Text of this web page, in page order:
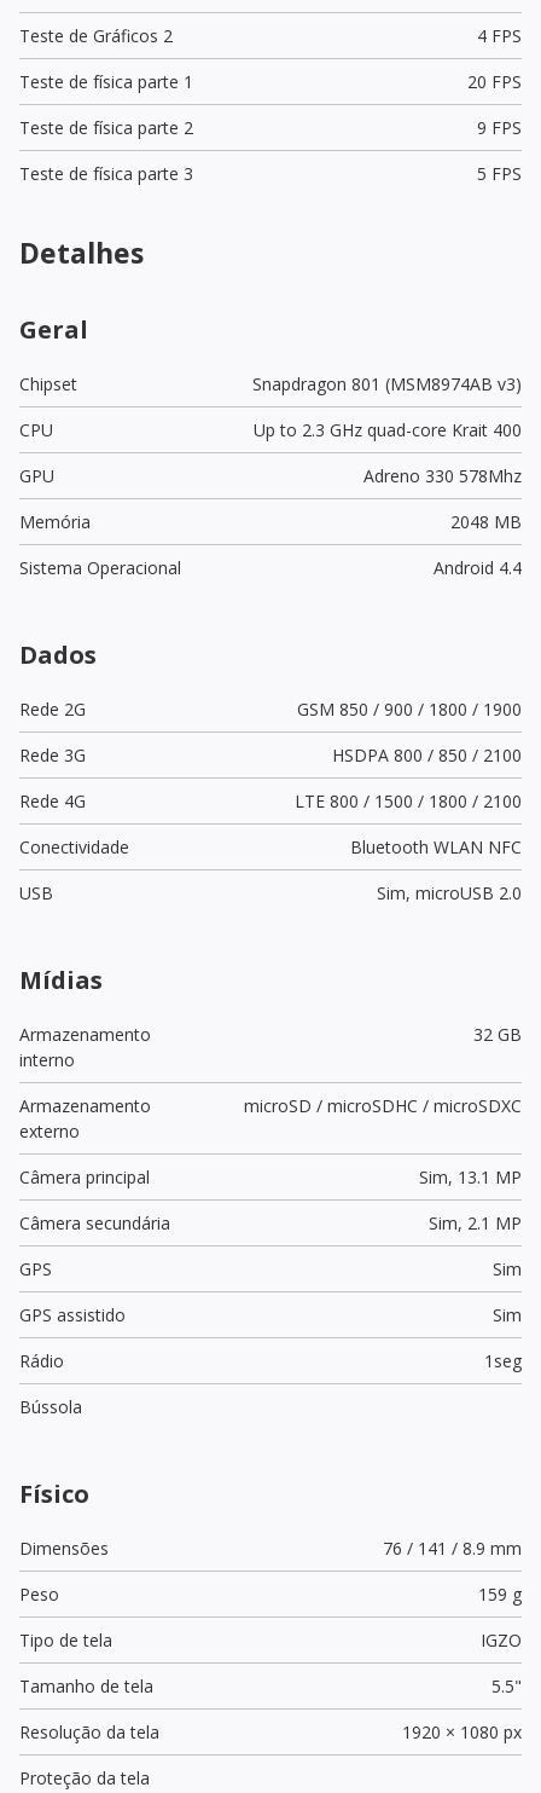
Teste de Gráficos 2
4 FPS
Teste de física parte 1
20 FPS
Teste de física parte 2
9 FPS
Teste de física parte 3
5 FPS
Detalhes
Geral
Chipset
Snapdragon 801 (MSM8974AB v3)
CPU
Up to 2.3 GHz quad-core Krait 400
GPU
Adreno 330 578Mhz
Memória
2048 MB
Sistema Operacional
Android 4.4
Dados
Rede 2G
GSM 850 / 900 / 1800 / 1900
Rede 3G
HSDPA 800 / 850 / 2100
Rede 4G
LTE 800 / 1500 / 1800 / 2100
Conectividade
Bluetooth WLAN NFC
USB
Sim, microUSB 2.0
Mídias
Armazenamento
interno
32 GB
Armazenamento
externo
microSD / microSDHC / microSDXC
Câmera principal Sim, 13.1 MP
Câmera secundária
Sim, 2.1 MP
GPS
Sim
GPS assistido
Sim
Rádio
1seg
Bússola
Físico
Dimensões
76 / 141 / 8.9 mm
Peso
159 g
Tipo de tela
IGZO
Tamanho de tela
5.5"
Resolução da tela
1920 × 1080 px
Proteção da tela